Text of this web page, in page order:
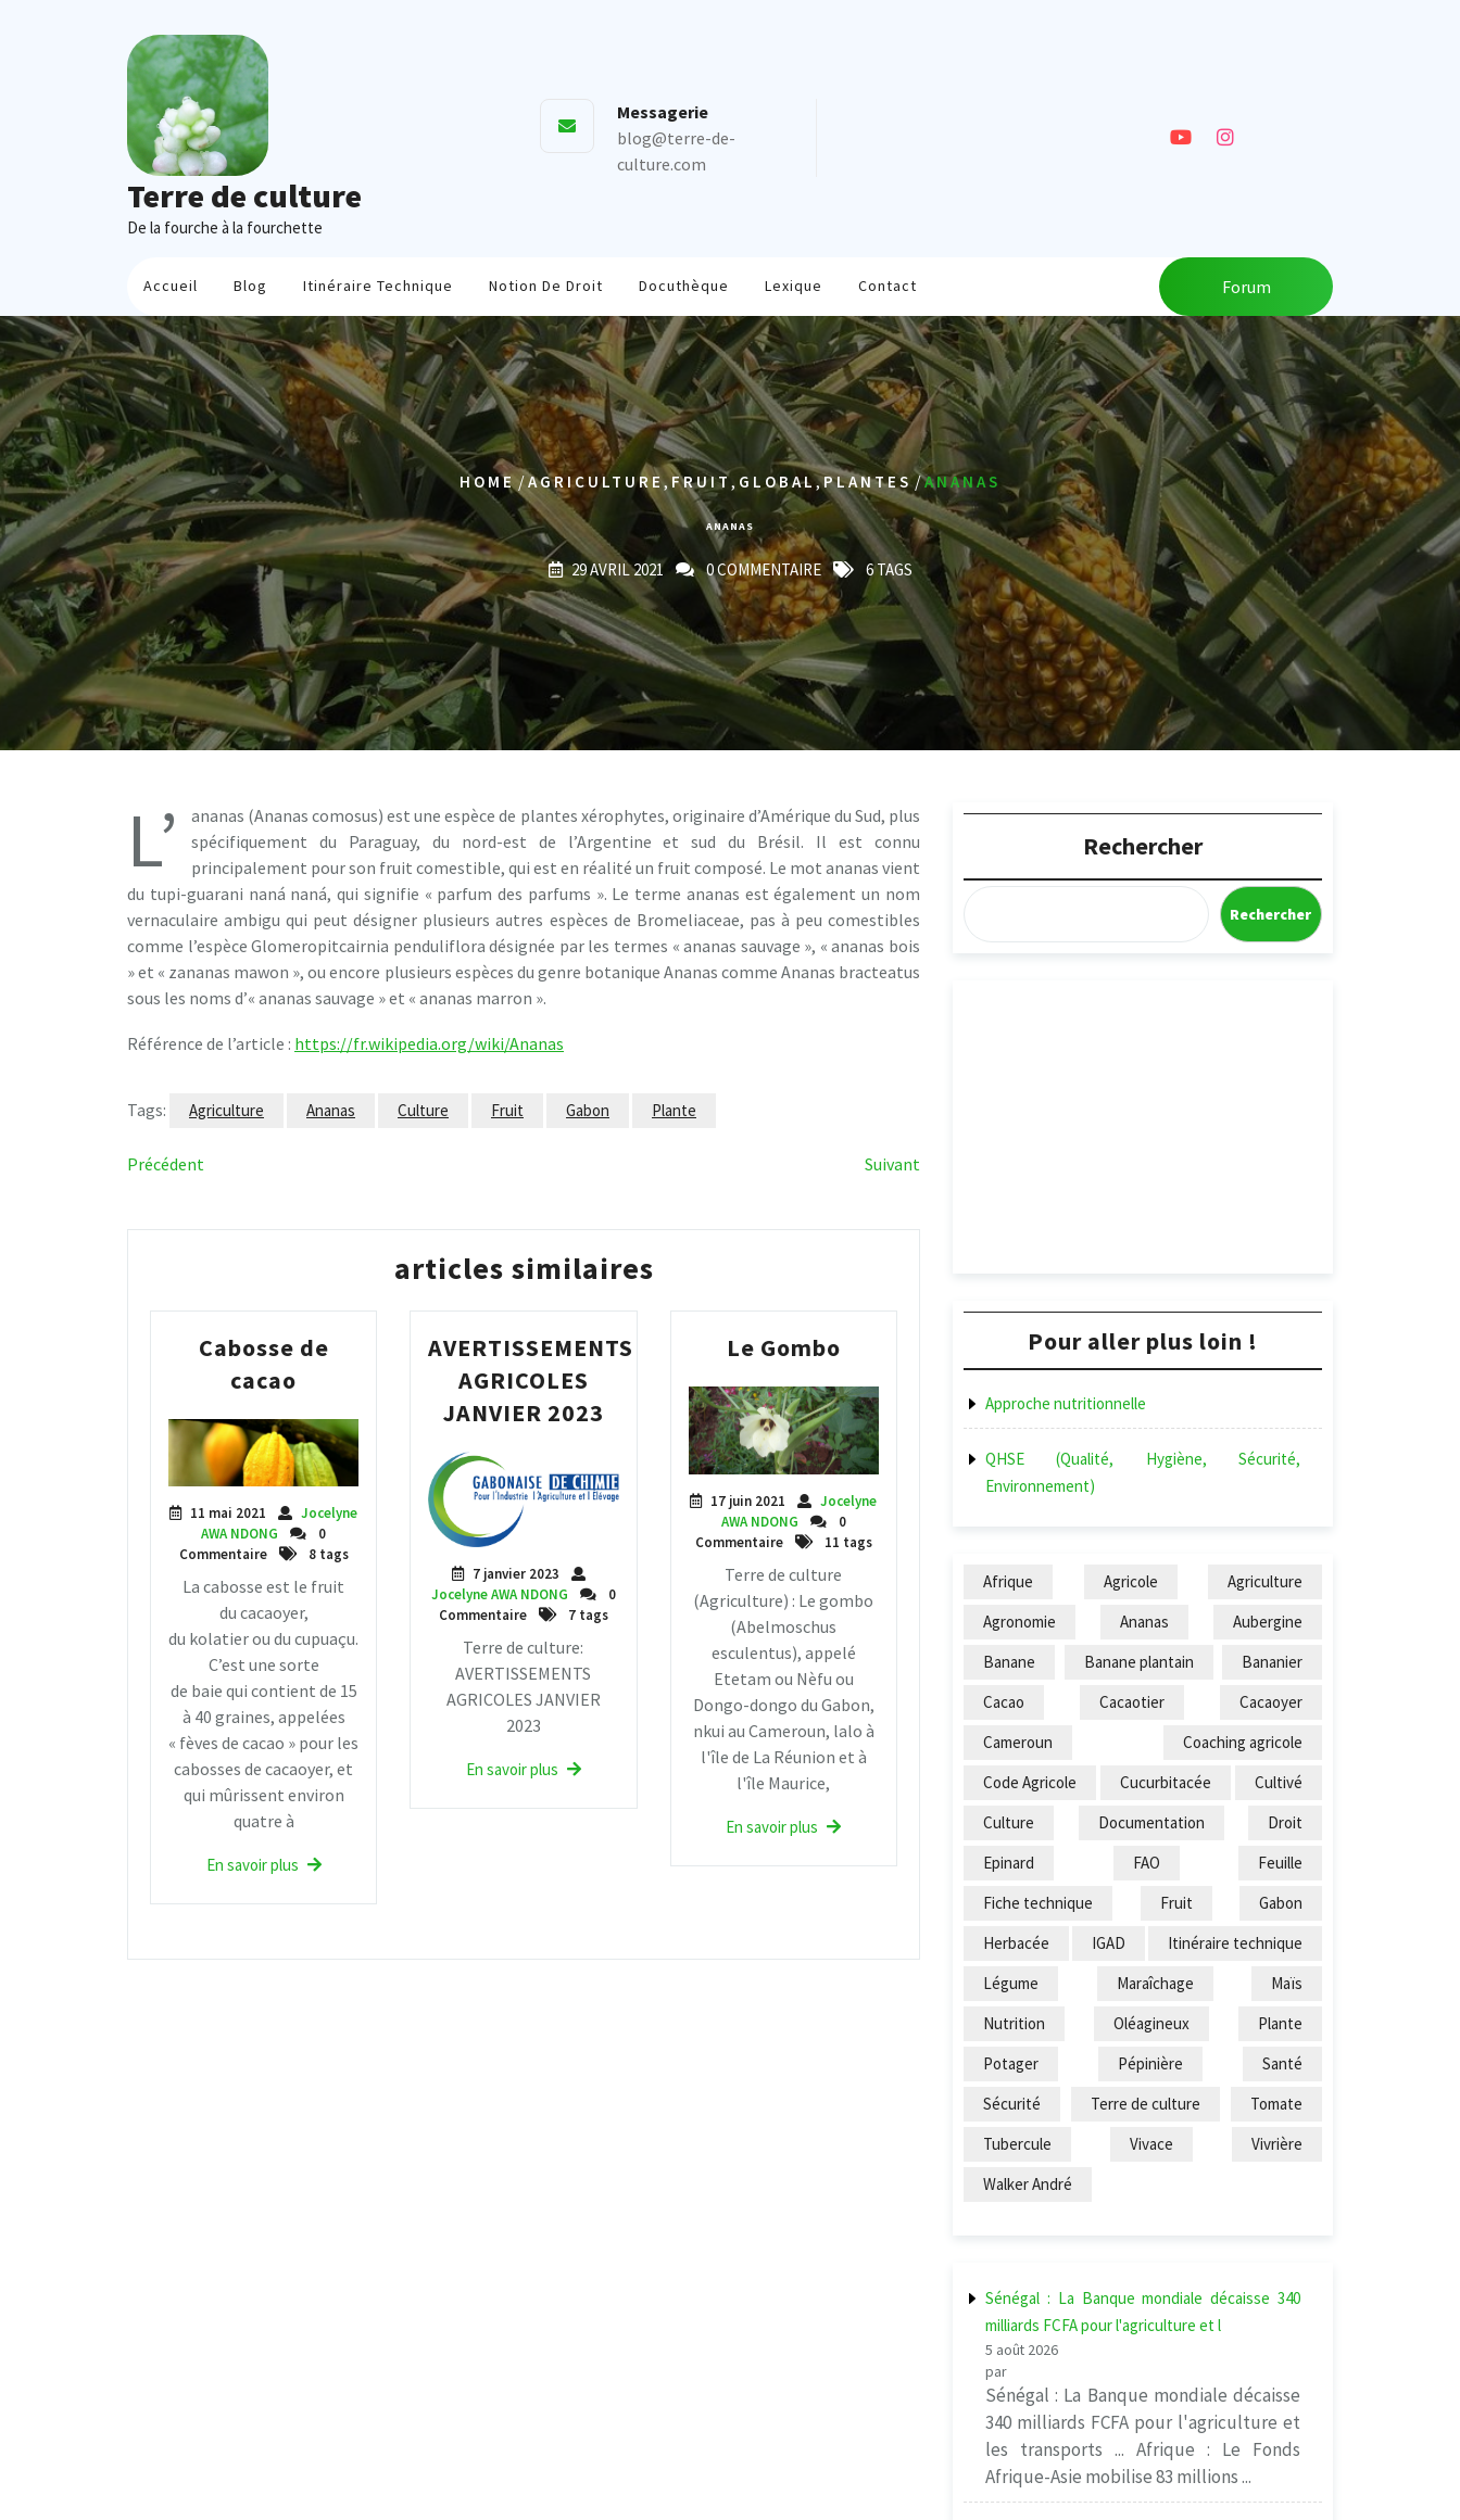
Terre de culture
De la fourche à la fourchette
Messagerie
blog@terre-de-
culture.com
Accueil Blog Itinéraire Technique Notion De Droit Docuthèque Lexique Contact Forum
HOME/AGRICULTURE,FRUIT, GLOBAL,PLANTES/ANANAS
ANANAS
29 AVRIL 2021 0 COMMENTAIRE 6 TAGS
L’
ananas (Ananas comosus) est une espèce de plantes xérophytes, originaire d’Amérique du Sud, plus
spécifiquement du Paraguay, du nord-est de l’Argentine et sud du Brésil. Il est connu
principalement pour son fruit comestible, qui est en réalité un fruit composé. Le mot ananas vient
du tupi-guarani naná naná, qui signifie « parfum des parfums ». Le terme ananas est également un nom
vernaculaire ambigu qui peut désigner plusieurs autres espèces de Bromeliaceae, pas à peu comestibles
comme l’espèce Glomeropitcairnia penduliflora désignée par les termes « ananas sauvage », « ananas bois
» et « zananas mawon », ou encore plusieurs espèces du genre botanique Ananas comme Ananas bracteatus
sous les noms d’« ananas sauvage » et « ananas marron ».
Référence de l’article : https://fr.wikipedia.org/wiki/Ananas
Tags: Agriculture Ananas Culture Fruit Gabon Plante
Navigation
l’article
Article
Précédent
Article
Suivant
articles similaires
Cabosse de
cacao
11 mai 2021
Jocelyne
AWA NDONG
0
Commentaire
8 tags
La cabosse est le fruit
du cacaoyer,
du kolatier ou du cupuaçu.
C’est une sorte
de baie qui contient de 15
à 40 graines, appelées
« fèves de cacao » pour les
cabosses de cacaoyer, et
qui mûrissent environ
quatre à
En savoir plus
AVERTISSEMENTS
AGRICOLES
JANVIER 2023
7 janvier 2023
Jocelyne AWA NDONG
0
Commentaire
7 tags
Terre de culture:
AVERTISSEMENTS
AGRICOLES JANVIER
2023
En savoir plus
Le Gombo
17 juin 2021
Jocelyne
AWA NDONG
0
Commentaire
11 tags
Terre de culture
(Agriculture) : Le gombo
(Abelmoschus
esculentus), appelé
Etetam ou Nèfu ou
Dongo-dongo du Gabon,
nkui au Cameroun, lalo à
l'île de La Réunion et à
l'île Maurice,
En savoir plus
Rechercher
Rechercher
Pour aller plus loin !
Approche nutritionnelle
QHSE (Qualité, Hygiène, Sécurité,
Environnement)
Afrique Agricole
Agriculture
Agronomie
Ananas
Aubergine
Banane
Banane plantain
Bananier
Cacao
Cacaotier
Cacaoyer
Cameroun
Coaching agricole
Code Agricole
Cucurbitacée
Cultivé
Culture
Documentation
Droit
Epinard
FAO
Feuille
Fiche technique
Fruit
Gabon
Herbacée
IGAD
Itinéraire technique
Légume
Maraîchage
Maïs
Nutrition
Oléagineux
Plante
Potager
Pépinière
Santé
Sécurité
Terre de culture
Tomate
Tubercule
Vivace
Vivrière
Walker André
Sénégal : La Banque mondiale décaisse 340
milliards FCFA pour l'agriculture et l
5 août 2026
par
Sénégal : La Banque mondiale décaisse
340 milliards FCFA pour l'agriculture et
les transports ... Afrique : Le Fonds
Afrique-Asie mobilise 83 millions ...